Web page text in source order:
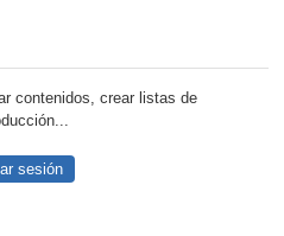
contenidos, crear listas de
sesión